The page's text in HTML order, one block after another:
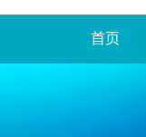
首页